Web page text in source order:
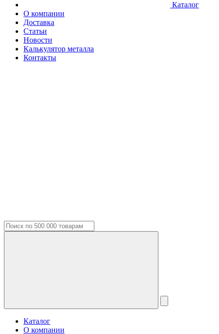
Каталог
О компании
Доставка
Статьи
Новости
Калькулятор металла
Контакты
Каталог
О компании